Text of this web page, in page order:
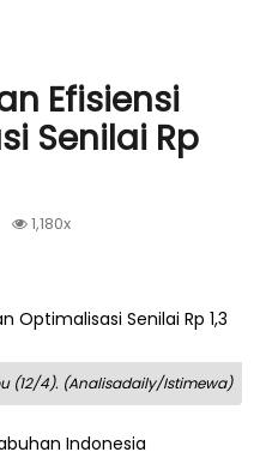
Efisiensi
Senilai Rp
1,180x
(12/4). (Analisadaily/Istimewa)
Indonesia